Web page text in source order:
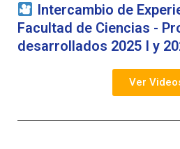
Intercambio de
Facultad de Ciencias -
desarrollados 2025 I y
Ver